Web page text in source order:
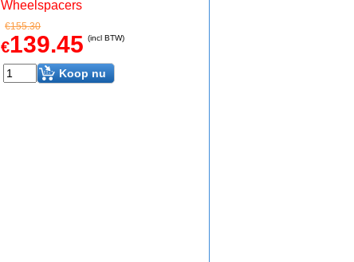
Wheelspacers
€155.30
€139.45 (incl BTW)
Koop nu